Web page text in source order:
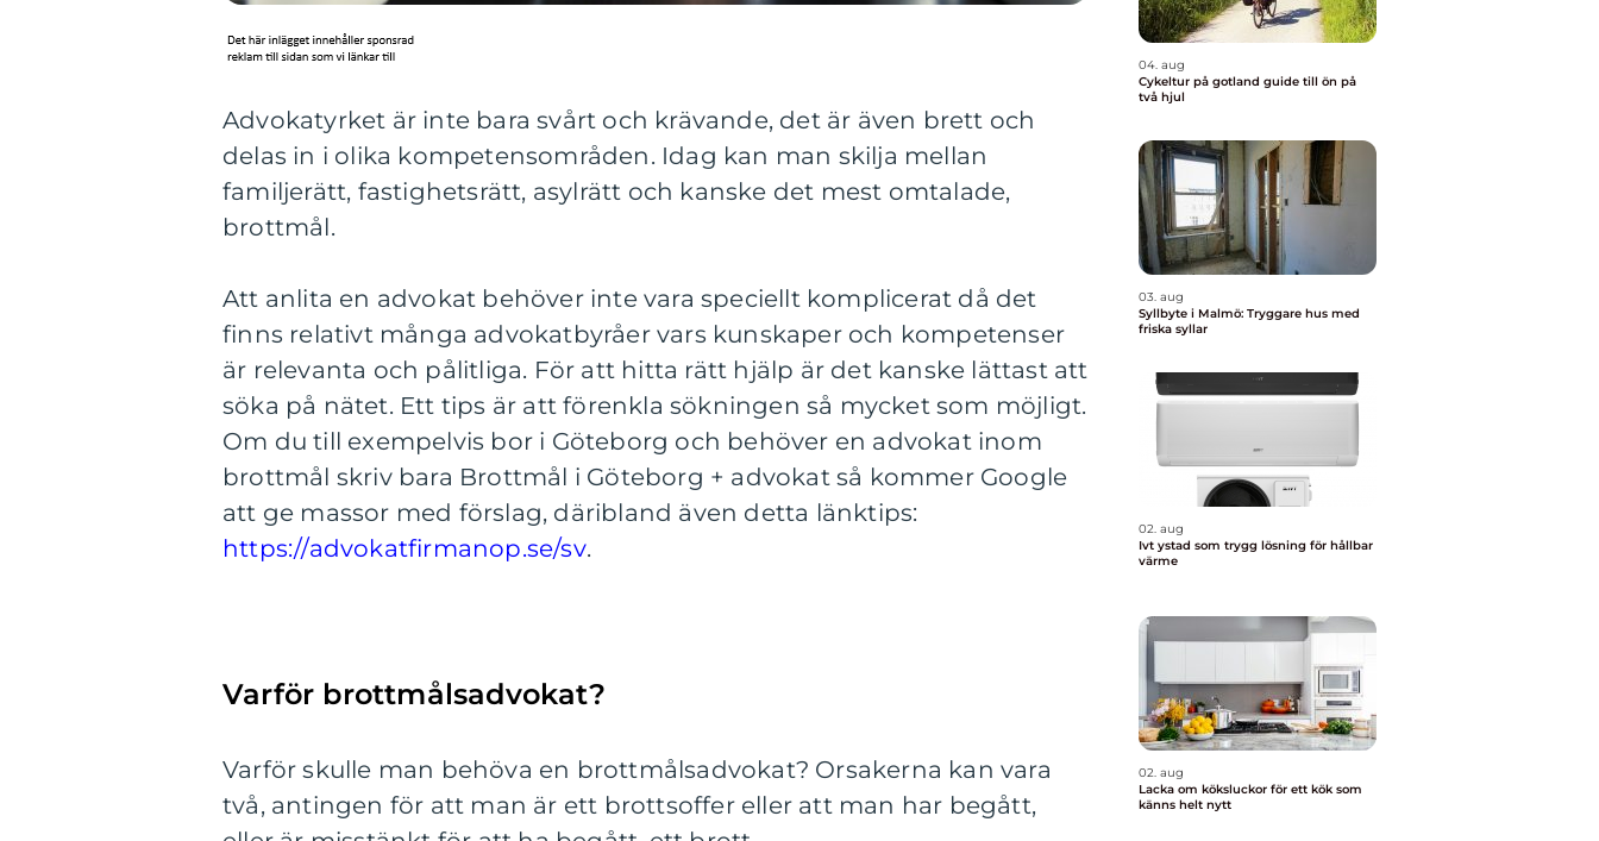
Advokatyrket är inte bara svårt och krävande, det är även brett och
delas in i olika kompetensområden. Idag kan man skilja mellan
familjerätt, fastighetsrätt, asylrätt och kanske det mest omtalade,
brottmål.
Att anlita en advokat behöver inte vara speciellt komplicerat då det
finns relativt många advokatbyråer vars kunskaper och kompetenser
är relevanta och pålitliga. För att hitta rätt hjälp är det kanske lättast att
söka på nätet. Ett tips är att förenkla sökningen så mycket som möjligt.
Om du till exempelvis bor i Göteborg och behöver en advokat inom
brottmål skriv bara Brottmål i Göteborg + advokat så kommer Google
att ge massor med förslag, däribland även detta länktips:
https://advokatfirmanop.se/sv.
Varför brottmålsadvokat?
Varför skulle man behöva en brottmålsadvokat? Orsakerna kan vara
två, antingen för att man är ett brottsoffer eller att man har begått,
04. aug
Cykeltur på gotland guide till ön på
två hjul
03. aug
Syllbyte i Malmö: Tryggare hus med
friska syllar
02. aug
Ivt ystad som trygg lösning för hållbar
värme
02. aug
Lacka om köksluckor för ett kök som
känns helt nytt